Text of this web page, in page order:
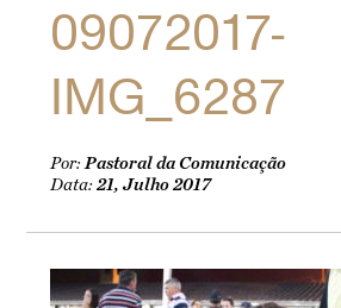
09072017-
IMG_6287
Por:Pastoral da Comunicação
Data:21, Julho 2017